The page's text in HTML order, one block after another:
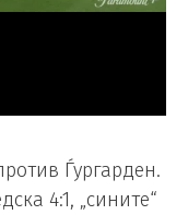
Ѓургарден.
4:1, „сините“